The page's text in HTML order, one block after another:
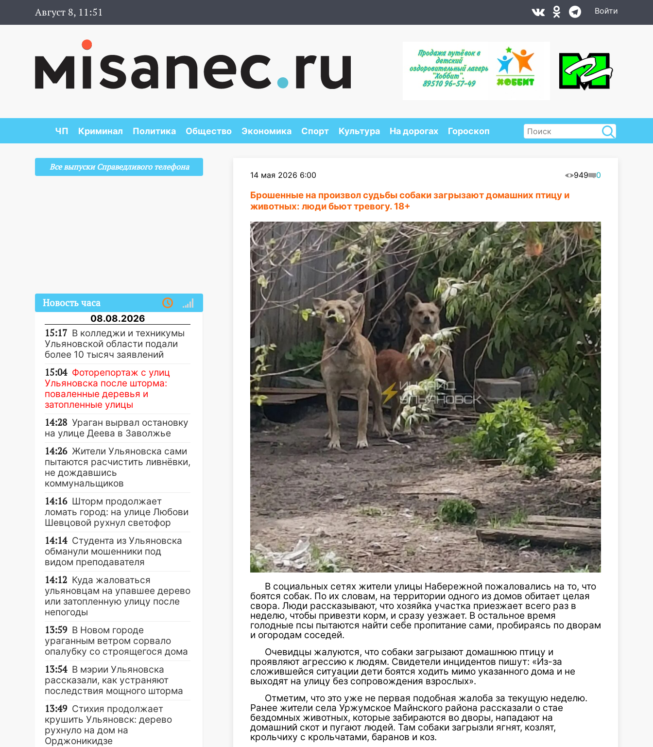
Август 8, 11:52 Войти
ЧП Криминал Политика Общество Экономика Спорт Культура На дорогах Гороскоп
14 мая 2026 6:00 949 0
Брошенные на произвол судьбы собаки загрызают домашних птицу и
животных: люди бьют тревогу. 18+
В социальных сетях жители улицы Набережной пожаловались на то, что
боятся собак. По их словам, на территории одного из домов обитает целая
свора. Люди рассказывают, что хозяйка участка приезжает всего раз в
неделю, чтобы привезти корм, и сразу уезжает. В остальное время
голодные псы пытаются найти себе пропитание сами, пробираясь по дворам
и огородам соседей.
Очевидцы жалуются, что собаки загрызают домашнюю птицу и
проявляют агрессию к людям. Свидетели инцидентов пишут: «Из-за
сложившейся ситуации дети боятся ходить мимо указанного дома и не
выходят на улицу без сопровождения взрослых».
Отметим, что это уже не первая подобная жалоба за текущую неделю.
Ранее жители села Уржумское Майнского района рассказали о стае
бездомных животных, которые забираются во дворы, нападают на
домашний скот и пугают людей. Там собаки загрызли ягнят, козлят,
крольчиху с крольчатами, баранов и коз.
Все выпуски Справедливого телефона
Новость часа
08.08.2026
15:17 В колледжи и техникумы
Ульяновской области подали
более 10 тысяч заявлений
15:04 Фоторепортаж с улиц
Ульяновска после шторма:
поваленные деревья и
затопленные улицы
14:28 Ураган вырвал остановку
на улице Деева в Заволжье
14:26 Жители Ульяновска сами
пытаются расчистить ливнёвки,
не дождавшись
коммунальщиков
14:16 Шторм продолжает
ломать город: на улице Любови
Шевцовой рухнул светофор
14:14 Студента из Ульяновска
обманули мошенники под
видом преподавателя
14:12 Куда жаловаться
ульяновцам на упавшее дерево
или затопленную улицу после
непогоды
13:59 В Новом городе
ураганным ветром сорвало
опалубку со строящегося дома
13:54 В мэрии Ульяновска
рассказали, как устраняют
последствия мощного шторма
13:49 Стихия продолжает
крушить Ульяновск: дерево
рухнуло на дом на
Орджоникидзе